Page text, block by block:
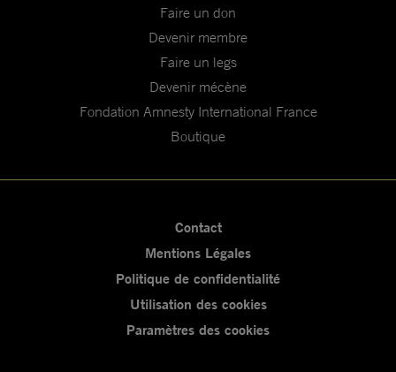
Faire un don
Devenir membre
Faire un legs
Devenir mécène
Fondation Amnesty International France
Boutique
Contact
Mentions Légales
Politique de confidentialité
Utilisation des cookies
Paramètres des cookies